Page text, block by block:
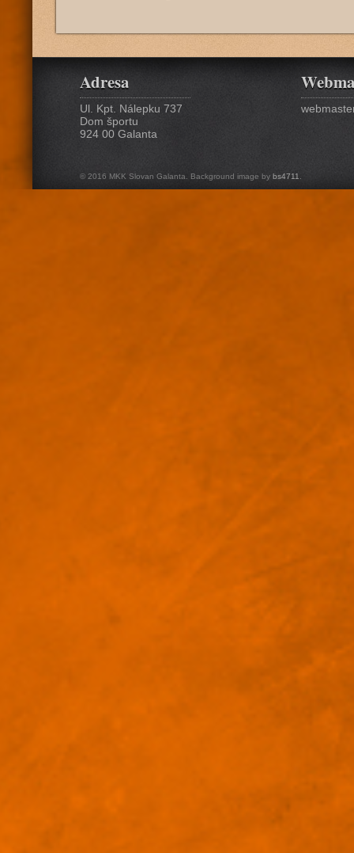
Adresa
Ul. Kpt. Nálepku 737
Dom športu
924 00 Galanta
© 2016 MKK Slovan Galanta. Background image by bs4711